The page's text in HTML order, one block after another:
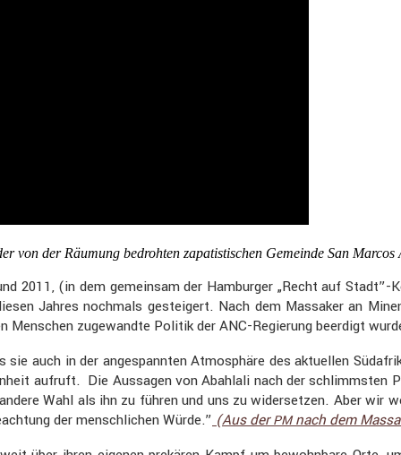
der Räumung bedrohten zapatis­ti­schen Gemeinde San Marcos
2011, (in dem gemeinsam der Hamburger „Recht auf
Jahres nochmals gestei­gert. Nach dem Massaker an
zugewandte Politik der ANC-Regie­rung beerdigt
auch in der angespannten Atmosphäre des aktuellen
aufruft. Die Aussagen von Abahlali nach der schlimmsten
Wahl als ihn zu führen und uns zu wider­setzen. Aber wir
der mensch­li­chen Würde.” (Aus derPMnach dem